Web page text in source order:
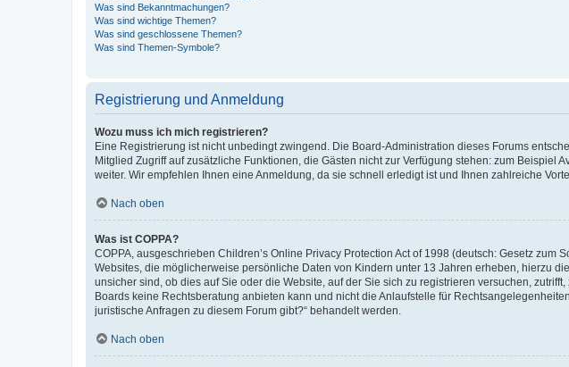
Was sind Bekanntmachungen?
Was sind wichtige Themen?
Was sind geschlossene Themen?
Was sind Themen-Symbole?
Registrierung und Anmeldung
Wozu muss ich mich registrieren?
Eine Registrierung ist nicht unbedingt zwingend. Die Board-Administration dieses Forums
Mitglied Zugriff auf zusätzliche Funktionen, die Gästen nicht zur Verfügung stehen: zum
weiter. Wir empfehlen Ihnen eine Anmeldung, da sie schnell erledigt ist und Ihnen zahlreiche
Nach oben
Was ist COPPA?
COPPA, ausgeschrieben Children’s Online Privacy Protection Act of 1998 (deutsch: Gesetz
Websites, die möglicherweise persönliche Daten von Kindern unter 13 Jahren erheben, hierzu
unsicher sind, ob dies auf Sie oder die Website, auf der Sie sich zu registrieren versuchen,
Boards keine Rechtsberatung anbieten kann und nicht die Anlaufstelle für
juristische Anfragen zu diesem Forum gibt?“ behandelt werden.
Nach oben